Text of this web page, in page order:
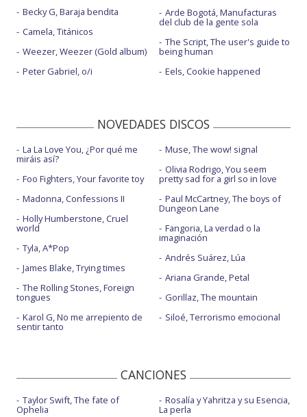
Becky G, Baraja bendita
Camela, Titánicos
Weezer, Weezer (Gold album)
Peter Gabriel, o/i
Arde Bogotá, Manufacturas
del club de la gente sola
The Script, The user's guide to
being human
Eels, Cookie happened
NOVEDADES DISCOS
La La Love You, ¿Por qué me
miráis así?
Foo Fighters, Your favorite toy
Madonna, Confessions II
Holly Humberstone, Cruel
world
Tyla, A*Pop
James Blake, Trying times
The Rolling Stones, Foreign
tongues
Karol G, No me arrepiento de
sentir tanto
Muse, The wow! signal
Olivia Rodrigo, You seem
pretty sad for a girl so in love
Paul McCartney, The boys of
Dungeon Lane
Fangoria, La verdad o la
imaginación
Andrés Suárez, Lúa
Ariana Grande, Petal
Gorillaz, The mountain
Siloé, Terrorismo emocional
CANCIONES
Taylor Swift, The fate of
Ophelia
Rosalía y Yahritza y su Esencia,
La perla